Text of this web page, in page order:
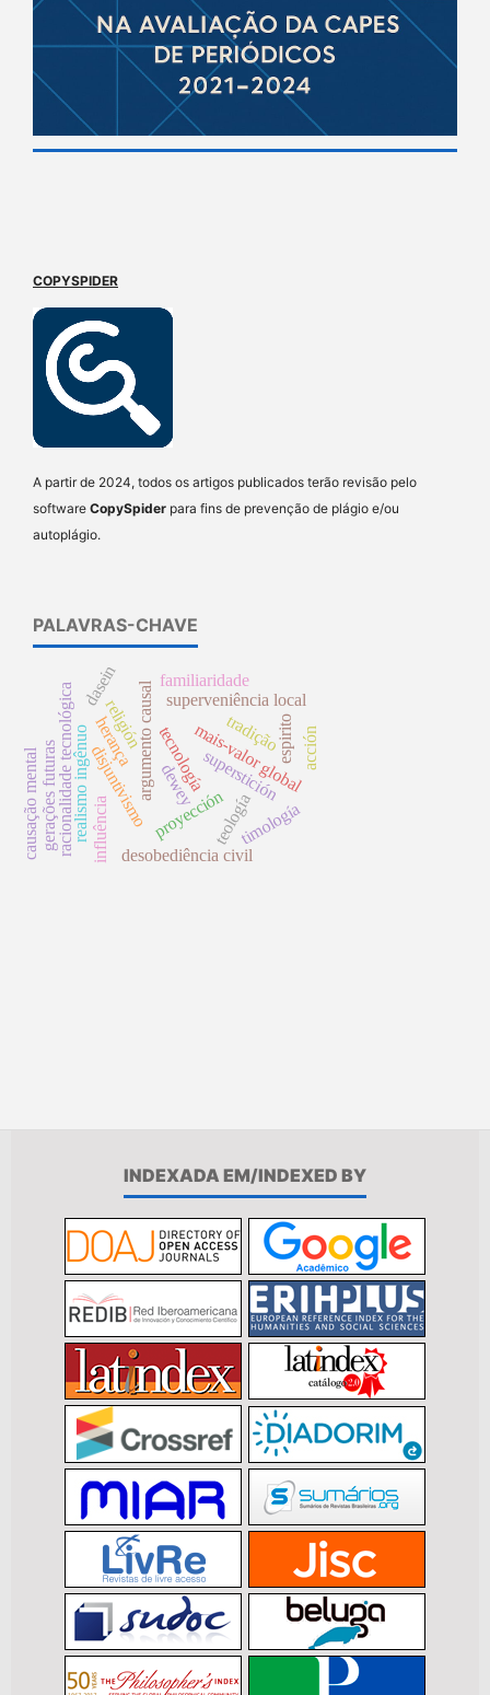
COPYSPIDER
A partir de 2024, todos os artigos publicados terão revisão pelo
software CopySpider para fins de prevenção de plágio e/ou
autoplágio.
PALAVRAS-CHAVE
argumento causal superstición
proyección
mais-valor global
superveniência local
disjuntivismo
religión
realismo ingênuo
racionalidade tecnológica tecnología
dewey
teología
espirito
influência
familiaridade
desobediência civil
dasein
herança tradição
gerações futuras timología
acción
causação mental
INDEXADA EM/INDEXED BY